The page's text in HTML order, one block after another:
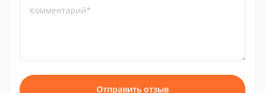
Комментарий*
Отправить отзыв